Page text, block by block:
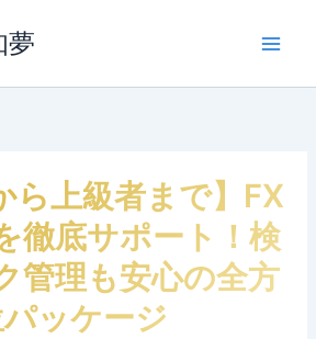
夢
ら上級者まで】FX
徹底サポート！検
管理も安心の全方
ッケージ